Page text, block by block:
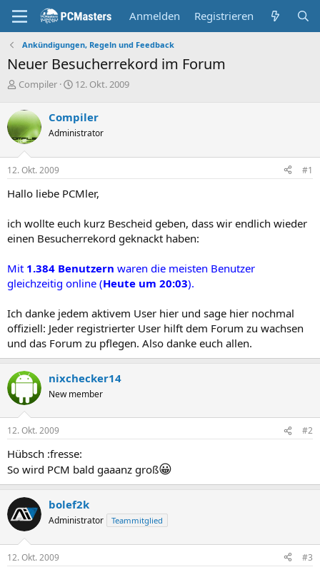
Anmelden Registrieren
Ankündigungen, Regeln und Feedback
Neuer Besucherrekord im Forum
E
s
t
e
l
l
e
Compiler
E
t
e
l
m
12. Okt. 2009
Compiler
Administrator
12. Okt. 2009 #1
Hallo liebe PCMler,
ich wollte euch kurz Bescheid geben, dass wir endlich wieder
einen Besucherrekord geknackt haben:
Mit 1.384 Benutzern waren die meisten Benutzer
gleichzeitig online (Heute um 20:03).
Ich danke jedem aktivem User hier und sage hier nochmal
offiziell: Jeder registrierter User hilft dem Forum zu wachsen
und das Forum zu pflegen. Also danke euch allen.
nixchecker14
New member
12. Okt. 2009 #2
Hübsch :fresse:
So wird PCM bald gaaanz groß😀
bolef2k
Administrator Teammitglied
12. Okt. 2009 #3